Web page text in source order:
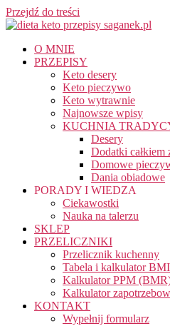
Przejdź do treści
O MNIE
PRZEPISY
Keto desery
Keto pieczywo
Keto wytrawnie
Najnowsze wpisy
KUCHNIA
Desery
Dodatki całkiem
Domowe
Dania obiadowe
PORADY I WIEDZA
Ciekawostki
Nauka na talerzu
SKLEP
PRZELICZNIKI
Przelicznik kuchenny
Tabela i kalkulator BMI
Kalkulator PPM
Kalkulator
KONTAKT
Wypełnij formularz